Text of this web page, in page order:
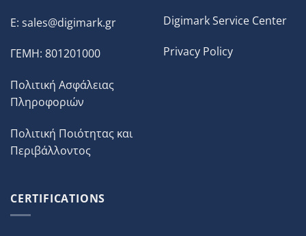
E: sales@digimark.gr
ΓΕΜΗ: 801201000
Πολιτική Ασφάλειας
Πληροφοριών
Πολιτική Ποιότητας και
Περιβάλλοντος
Digimark Service Center
Privacy Policy
CERTIFICATIONS